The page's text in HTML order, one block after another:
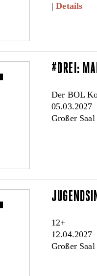
|Details
#DREI:
Der BOL
05.03.2027
Großer
12+
12.04.2027
Großer